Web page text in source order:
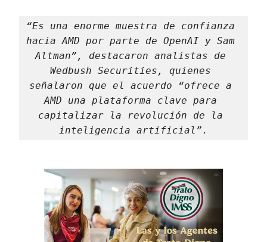
“Es una enorme muestra de confianza
hacia AMD por parte de OpenAI y Sam
Altman”, destacaron analistas de
Wedbush Securities, quienes
señalaron que el acuerdo “ofrece a
AMD una plataforma clave para
capitalizar la revolución de la
inteligencia artificial”.